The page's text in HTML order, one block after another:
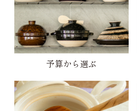
予算から選ぶ